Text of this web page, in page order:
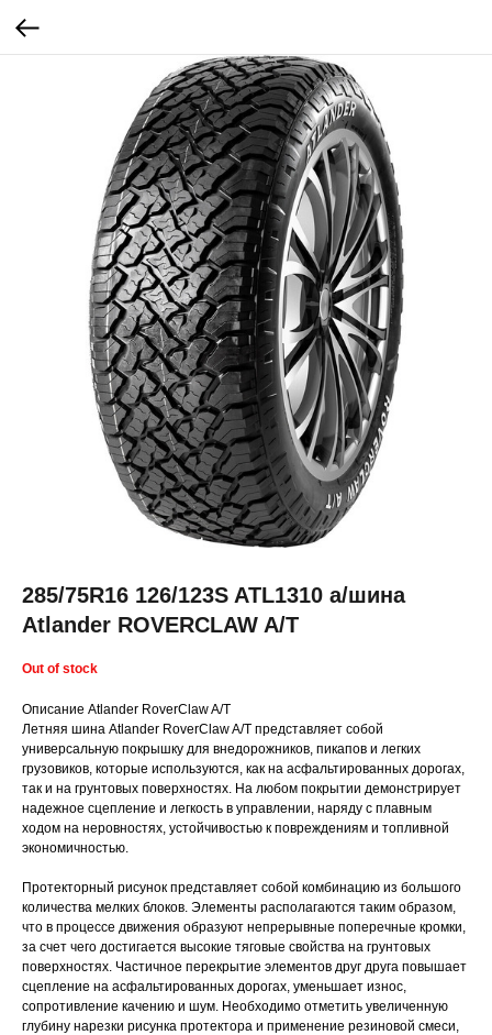
285/75R16 126/123S ATL1310 а/шина
Atlander ROVERCLAW A/T
Out of stock
Описание Atlander RoverClaw A/T
Летняя шина Atlander RoverClaw A/T представляет собой
универсальную покрышку для внедорожников, пикапов и легких
грузовиков, которые используются, как на асфальтированных дорогах,
так и на грунтовых поверхностях. На любом покрытии демонстрирует
надежное сцепление и легкость в управлении, наряду с плавным
ходом на неровностях, устойчивостью к повреждениям и топливной
экономичностью.
Протекторный рисунок представляет собой комбинацию из большого
количества мелких блоков. Элементы располагаются таким образом,
что в процессе движения образуют непрерывные поперечные кромки,
за счет чего достигается высокие тяговые свойства на грунтовых
поверхностях. Частичное перекрытие элементов друг друга повышает
сцепление на асфальтированных дорогах, уменьшает износ,
сопротивление качению и шум. Необходимо отметить увеличенную
глубину нарезки рисунка протектора и применение резиновой смеси,